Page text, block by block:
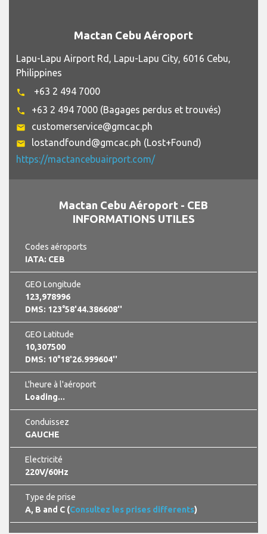
Mactan Cebu Aéroport
Lapu-Lapu Airport Rd, Lapu-Lapu City, 6016 Cebu,
Philippines
phone +63 2 494 7000
phone +63 2 494 7000 (Bagages perdus et trouvés)
email customerservice@gmcac.ph
email
lostandfound@gmcac.ph (Lost+Found)
https://mactancebuairport.com/
Mactan Cebu Aéroport - CEB
INFORMATIONS UTILES
Codes aéroports
IATA: CEB
GEO Longitude
123,978996
DMS: 123°58'44.386608''
GEO Latitude
10,307500
DMS: 10°18'26.999604''
L'heure à l'aéroport
Loading...
Conduissez
GAUCHE
Electricité
220V/60Hz
Type de prise
A, B and C (Consultez les prises differents)